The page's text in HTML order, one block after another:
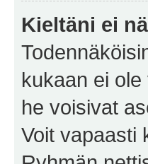
Kieltäni ei
kukaan ei
he voisivat
Voit vapaasti